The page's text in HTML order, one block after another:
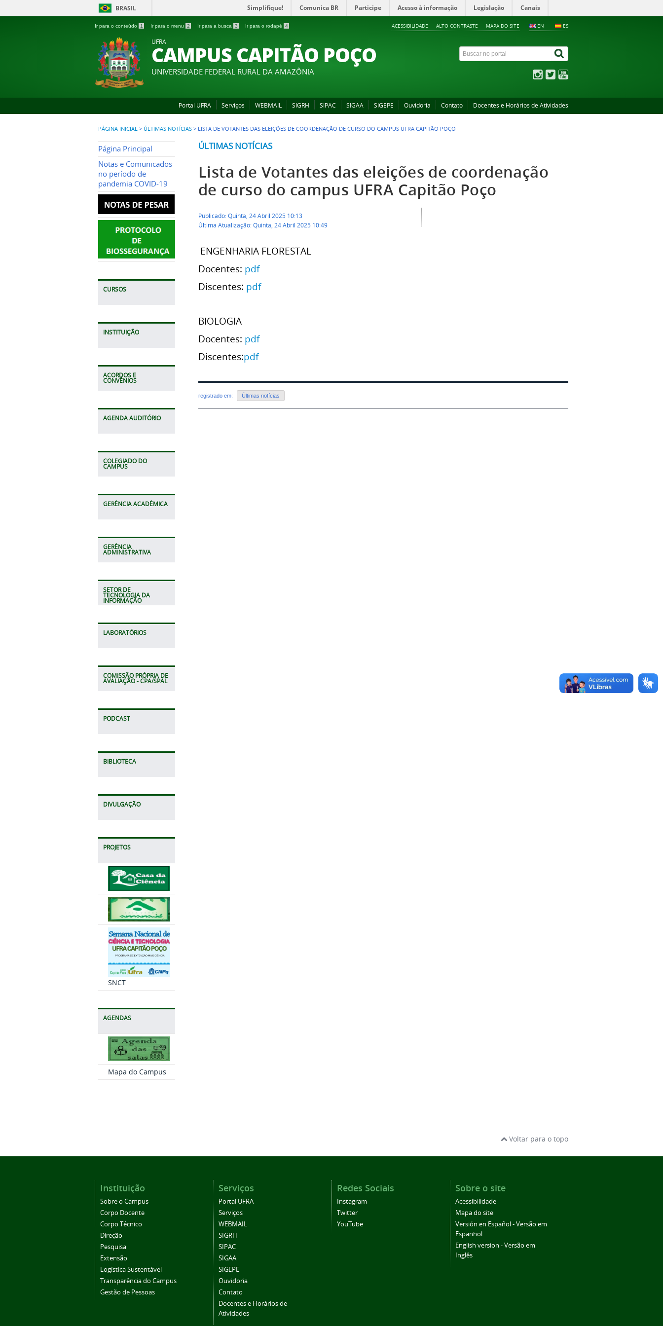
BRASIL Simplifique! Comunica BR Participe Acesso à informação Legislação Canais
Ir para o conteúdo 1 Ir para o menu 2 Ir para a busca 3 Ir para o rodapé 4 EN ES
ACESSIBILIDADE ALTO CONTRASTE MAPA DO SITE
UFRA
CAMPUS CAPITÃO POÇO
UNIVERSIDADE FEDERAL RURAL DA AMAZÔNIA
Portal UFRA Serviços WEBMAIL SIGRH SIPAC SIGAA SIGEPE Ouvidoria Contato Docentes e Horários de Atividades
PÁGINA INICIAL > ÚLTIMAS NOTÍCIAS > LISTA DE VOTANTES DAS ELEIÇÕES DE COORDENAÇÃO DE CURSO DO CAMPUS UFRA CAPITÃO POÇO
Página Principal
Notas e Comunicados
no período de
pandemia COVID-19
CURSOS
INSTITUIÇÃO
ACORDOS E
CONVÊNIOS
AGENDA AUDITÓRIO
COLEGIADO DO
CAMPUS
GERÊNCIA ACADÊMICA
GERÊNCIA
ADMINISTRATIVA
SETOR DE
TECNOLOGIA DA
INFORMAÇÃO
LABORATÓRIOS
COMISSÃO PRÓPRIA DE
AVALIAÇÃO - CPA/SPAL
PODCAST
BIBLIOTECA
DIVULGAÇÃO
PROJETOS
SNCT
AGENDAS
Mapa do Campus
ÚLTIMAS NOTÍCIAS
Lista de Votantes das eleições de coordenação
de curso do campus UFRA Capitão Poço
Publicado: Quinta, 24 Abril 2025 10:13
Última Atualização: Quinta, 24 Abril 2025 10:49
ENGENHARIA FLORESTAL
Docentes: pdf
Discentes: pdf
BIOLOGIA
Docentes: pdf
Discentes:pdf
registrado em: Últimas notícias
Voltar para o topo
Instituição
Sobre o Campus
Corpo Docente
Corpo Técnico
Direção
Pesquisa
Extensão
Logística Sustentável
Transparência do Campus
Gestão de Pessoas
Serviços
Portal UFRA
Serviços
WEBMAIL
SIGRH
SIPAC
SIGAA
SIGEPE
Ouvidoria
Contato
Docentes e Horários de
Atividades
Redes Sociais
Instagram
Twitter
YouTube
Sobre o site
Acessibilidade
Mapa do site
Versión en Español - Versão em
Espanhol
English version - Versão em
Inglês